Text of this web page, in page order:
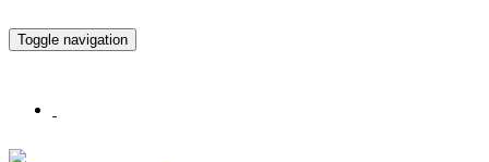
Toggle navigation